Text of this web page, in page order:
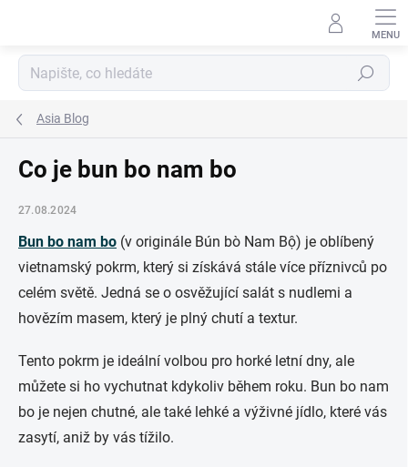
Hledat
Asia Blog
Co je bun bo nam bo
27.08.2024
Bun bo nam bo (v originále Bún bò Nam Bộ) je oblíbený
vietnamský pokrm, který si získává stále více příznivců po
celém světě. Jedná se o osvěžující salát s nudlemi a
hovězím masem, který je plný chutí a textur.
Tento pokrm je ideální volbou pro horké letní dny, ale
můžete si ho vychutnat kdykoliv během roku. Bun bo nam
bo je nejen chutné, ale také lehké a výživné jídlo, které vás
zasytí, aniž by vás tížilo.